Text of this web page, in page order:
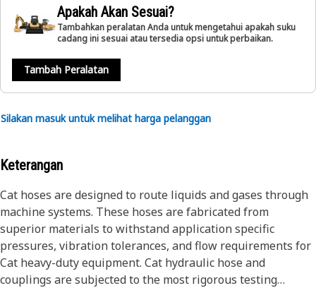
Apakah Akan Sesuai?
Tambahkan peralatan Anda untuk mengetahui apakah suku
cadang ini sesuai atau tersedia opsi untuk perbaikan.
Tambah Peralatan
Silakan masuk untuk melihat harga pelanggan
Keterangan
Cat hoses are designed to route liquids and gases through
machine systems. These hoses are fabricated from
superior materials to withstand application specific
pressures, vibration tolerances, and flow requirements for
Cat heavy-duty equipment. Cat hydraulic hose and
couplings are subjected to the most rigorous testing